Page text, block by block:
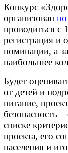
Конкурс
организован
проводиться с
регистрация и
номинации, а
наибольшее
Будет
от детей и
питание,
безопасность
списке
проекта, его
населения и